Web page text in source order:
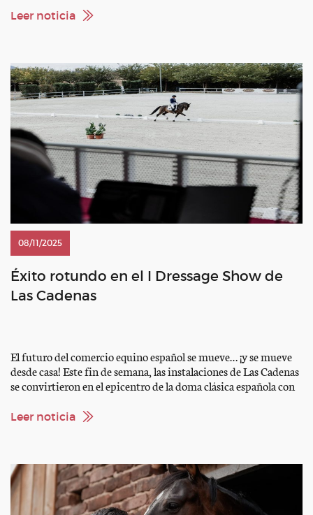
encuentran su hogar. Caballo Real Estate: tu socio para
Leer noticia
08/11/2025
Éxito rotundo en el I Dressage Show de
Las Cadenas
El futuro del comercio equino español se mueve… ¡y se mueve
desde casa! Este fin de semana, las instalaciones de Las Cadenas
se convirtieron en el epicentro de la doma clásica española con
marcado un antes y un después en la forma de conectar […]
Leer noticia